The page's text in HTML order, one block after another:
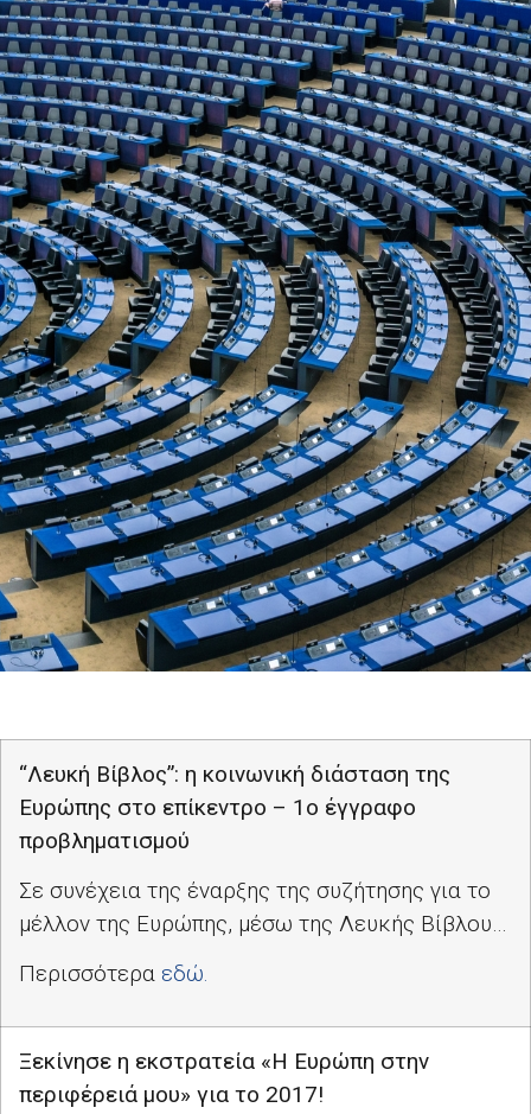
“Λευκή Βίβλος”: η κοινωνική διάσταση της
Ευρώπης στο επίκεντρο – 1ο έγγραφο
προβληματισμού
Σε συνέχεια της έναρξης της συζήτησης για το
μέλλον της Ευρώπης, μέσω της Λευκής Βίβλου…
Περισσότερα εδώ.
Ξεκίνησε η εκστρατεία «Η Ευρώπη στην
περιφέρειά μου» για το 2017!